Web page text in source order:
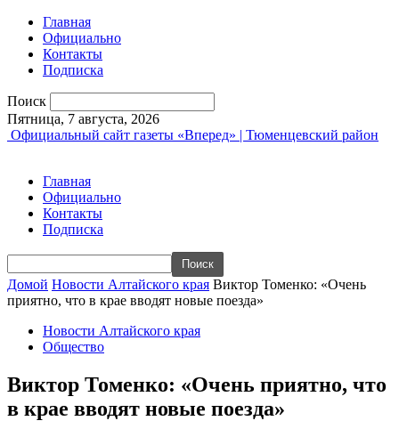
Главная
Официально
Контакты
Подписка
Поиск
Пятница, 7 августа, 2026
Официальный сайт газеты «Вперед» | Тюменцевский район
Главная
Официально
Контакты
Подписка
Домой Новости Алтайского края Виктор Томенко: «Очень
приятно, что в крае вводят новые поезда»
Новости Алтайского края
Общество
Виктор Томенко: «Очень приятно, что
в крае вводят новые поезда»